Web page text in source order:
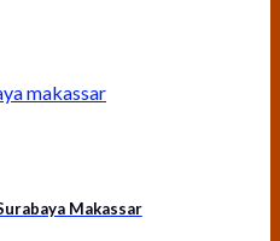
Makassar